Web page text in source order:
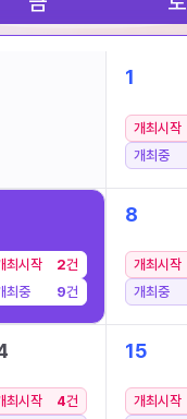
1
개최시작
개최중
최시작 2건
최중
9건
8
개최시작
개최중
최시작 4건
15
개최시작